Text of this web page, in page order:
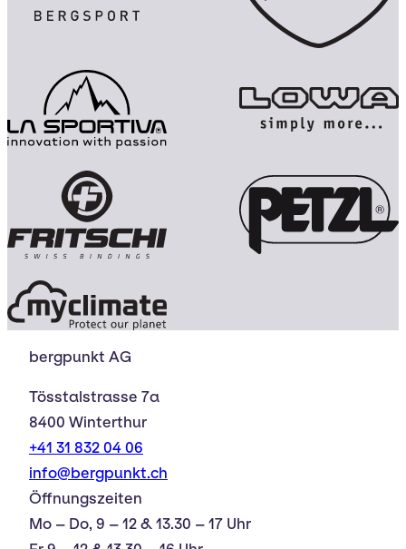
bergpunkt AG
Tösstalstrasse 7a
8400 Winterthur
+41 31 832 04 06
info@bergpunkt.ch
Öffnungszeiten
Mo – Do, 9 – 12 & 13.30 – 17 Uhr